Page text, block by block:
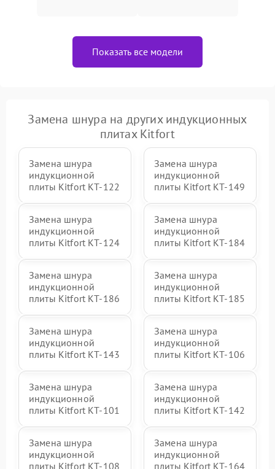
Показать все модели
Замена шнура на других индукционных
плитах Kitfort
Замена шнура
индукционной
плиты Kitfort КТ-122
Замена шнура
индукционной
плиты Kitfort КТ-149
Замена шнура
индукционной
плиты Kitfort КТ-124
Замена шнура
индукционной
плиты Kitfort КТ-184
Замена шнура
индукционной
плиты Kitfort КТ-186
Замена шнура
индукционной
плиты Kitfort КТ-185
Замена шнура
индукционной
плиты Kitfort КТ-143
Замена шнура
индукционной
плиты Kitfort КТ-106
Замена шнура
индукционной
плиты Kitfort КТ-101
Замена шнура
индукционной
плиты Kitfort КТ-142
Замена шнура
индукционной
плиты Kitfort КТ-108
Замена шнура
индукционной
плиты Kitfort КТ-164